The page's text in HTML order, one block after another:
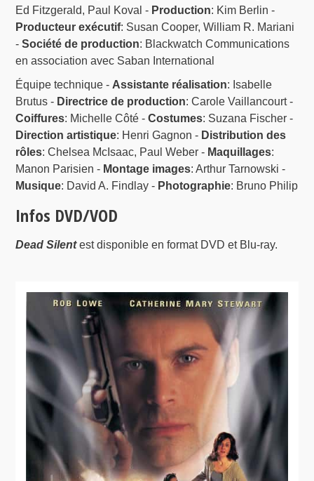
Ed Fitzgerald, Paul Koval - Production: Kim Berlin -
Producteur exécutif: Susan Cooper, William R. Mariani
-Société de production: Blackwatch Communications
en association avec Saban International
Équipe technique - Assistante réalisation: Isabelle
Brutus - Directrice de production: Carole Vaillancourt -
Coiffures: Michelle Côté -Costumes: Suzana Fischer -
Direction artistique: Henri Gagnon - Distribution des
rôles: Chelsea McIsaac, Paul Weber - Maquillages:
Manon Parisien - Montage images: Arthur Tarnowski -
Musique: David A. Findlay - Photographie: Bruno Philip
Infos DVD/VOD
Dead Silentest disponible en format DVD et Blu-ray.